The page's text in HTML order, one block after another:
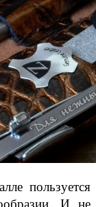
пользуется
И не